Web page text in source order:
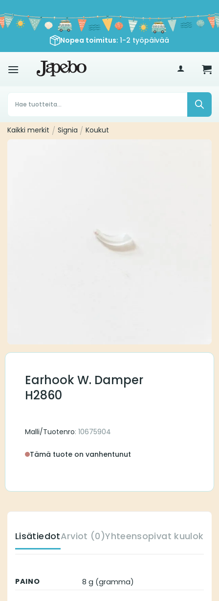
sisältöön
Nopea toimitus: 1-2 työpäivää
€ 35
Products
search
Kaikki merkit / Signia / Koukut
Earhook W. Damper
H2860
Malli/Tuotenro: 10675904
Tämä tuote on vanhentunut
LisätiedotArviot (0)Yhteensopivat
PAINO 8 g (gramma)